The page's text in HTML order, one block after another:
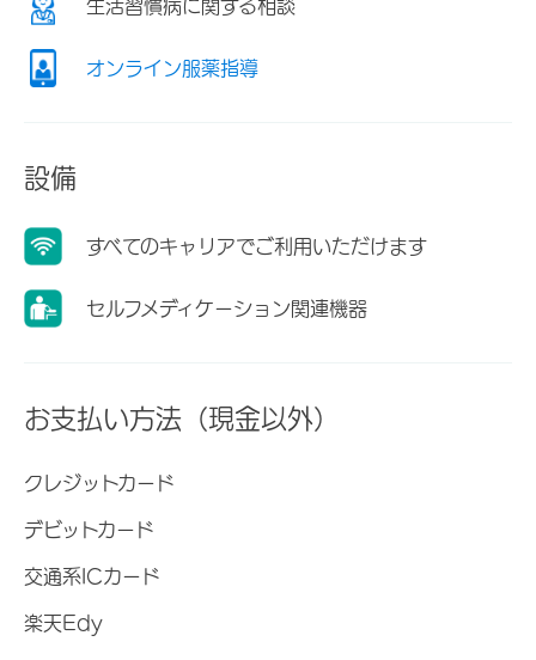
生活習慣病に関する相談
オンライン服薬指導
設備
すべてのキャリアでご利用いただけます
セルフメディケーション関連機器
お支払い方法（現金以外）
クレジットカード
デビットカード
交通系ICカード
楽天Edy